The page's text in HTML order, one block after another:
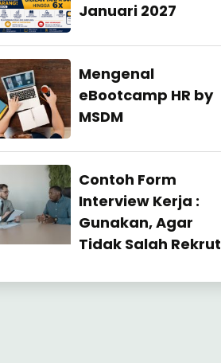
Januari 2027
27
2026
Industrial
Relation
Mengenal
eBootcamp HR by
MSDM
22
2026
Industrial
Relation
Contoh Form
Interview Kerja :
Gunakan, Agar
Tidak Salah Rekrut
23